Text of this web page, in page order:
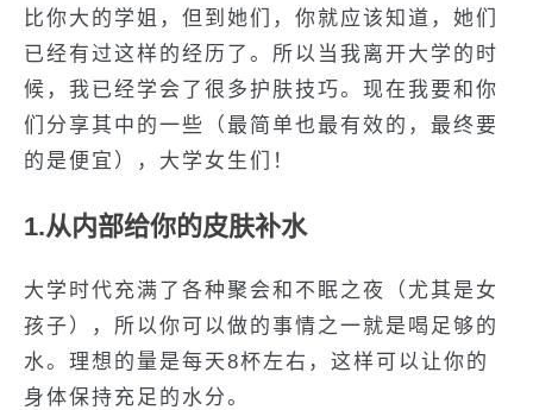
比你大的学姐，但到她们，你就应该知道，她们
已经有过这样的经历了。所以当我离开大学的时
候，我已经学会了很多护肤技巧。现在我要和你
们分享其中的一些（最简单也最有效的，最终要
的是便宜），大学女生们！
1.从内部给你的皮肤补水
大学时代充满了各种聚会和不眠之夜（尤其是女
孩子），所以你可以做的事情之一就是喝足够的
水。理想的量是每天8杯左右，这样可以让你的
身体保持充足的水分。